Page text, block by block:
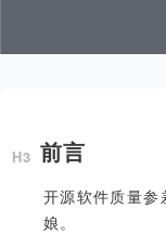
前言
开源软件质量参
娘。